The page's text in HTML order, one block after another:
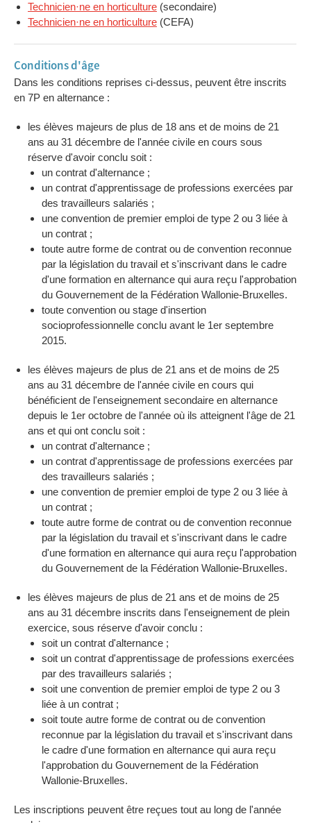
Technicien·ne en horticulture (secondaire)
Technicien·ne en horticulture (CEFA)
Conditions d'âge
Dans les conditions reprises ci-dessus, peuvent être inscrits
en 7P en alternance :
les élèves majeurs de plus de 18 ans et de moins de 21
ans au 31 décembre de l'année civile en cours sous
réserve d'avoir conclu soit :
un contrat d'alternance ;
un contrat d'apprentissage de professions exercées par
des travailleurs salariés ;
une convention de premier emploi de type 2 ou 3 liée à
un contrat ;
toute autre forme de contrat ou de convention reconnue
par la législation du travail et s'inscrivant dans le cadre
d'une formation en alternance qui aura reçu l'approbation
du Gouvernement de la Fédération Wallonie-Bruxelles.
toute convention ou stage d'insertion
socioprofessionnelle conclu avant le 1er septembre
2015.
les élèves majeurs de plus de 21 ans et de moins de 25
ans au 31 décembre de l'année civile en cours qui
bénéficient de l'enseignement secondaire en alternance
depuis le 1er octobre de l'année où ils atteignent l'âge de 21
ans et qui ont conclu soit :
un contrat d'alternance ;
un contrat d'apprentissage de professions exercées par
des travailleurs salariés ;
une convention de premier emploi de type 2 ou 3 liée à
un contrat ;
toute autre forme de contrat ou de convention reconnue
par la législation du travail et s'inscrivant dans le cadre
d'une formation en alternance qui aura reçu l'approbation
du Gouvernement de la Fédération Wallonie-Bruxelles.
les élèves majeurs de plus de 21 ans et de moins de 25
ans au 31 décembre inscrits dans l'enseignement de plein
exercice, sous réserve d'avoir conclu :
soit un contrat d'alternance ;
soit un contrat d'apprentissage de professions exercées
par des travailleurs salariés ;
soit une convention de premier emploi de type 2 ou 3
liée à un contrat ;
soit toute autre forme de contrat ou de convention
reconnue par la législation du travail et s'inscrivant dans
le cadre d'une formation en alternance qui aura reçu
l'approbation du Gouvernement de la Fédération
Wallonie-Bruxelles.
Les inscriptions peuvent être reçues tout au long de l'année